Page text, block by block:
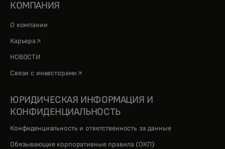
КОМПАНИЯ
О компании
Карьера opens in a new tab
НОВОСТИ
Связи с инвесторами opens in a new tab
ЮРИДИЧЕСКАЯ ИНФОРМАЦИЯ И
КОНФИДЕНЦИАЛЬНОСТЬ
Конфиденциальность и ответственность за данные
Обязывающие корпоративные правила (ОКП)